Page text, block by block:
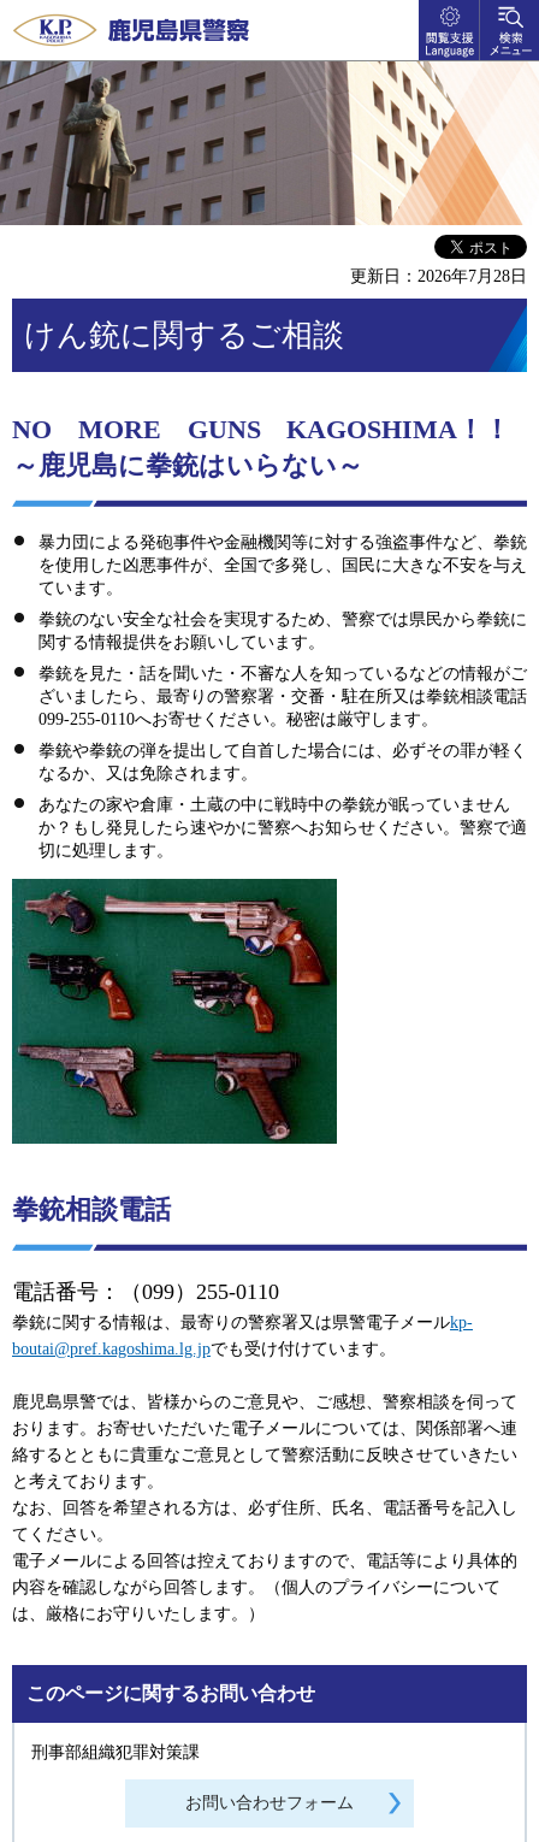
鹿児島県警察
閲覧支
援
language
検索メ
ニュー
更新日：2026年7月28日
けん銃に関するご相談
NO MORE GUNS KAGOSHIMA！！
～鹿児島に拳銃はいらない～
暴力団による発砲事件や金融機関等に対する強盗事件など、拳銃
を使用した凶悪事件が、全国で多発し、国民に大きな不安を与え
ています。
拳銃のない安全な社会を実現するため、警察では県民から拳銃に
関する情報提供をお願いしています。
拳銃を見た・話を聞いた・不審な人を知っているなどの情報がご
ざいましたら、最寄りの警察署・交番・駐在所又は拳銃相談電話
099-255-0110へお寄せください。秘密は厳守します。
拳銃や拳銃の弾を提出して自首した場合には、必ずその罪が軽く
なるか、又は免除されます。
あなたの家や倉庫・土蔵の中に戦時中の拳銃が眠っていません
か？もし発見したら速やかに警察へお知らせください。警察で適
切に処理します。
拳銃相談電話
電話番号：（099）255-0110
拳銃に関する情報は、最寄りの警察署又は県警電子メールkp-
boutai@pref.kagoshima.lg.jpでも受け付けています。
鹿児島県警では、皆様からのご意見や、ご感想、警察相談を伺って
おります。お寄せいただいた電子メールについては、関係部署へ連
絡するとともに貴重なご意見として警察活動に反映させていきたい
と考えております。
なお、回答を希望される方は、必ず住所、氏名、電話番号を記入し
てください。
電子メールによる回答は控えておりますので、電話等により具体的
内容を確認しながら回答します。（個人のプライバシーについて
は、厳格にお守りいたします。）
このページに関するお問い合わせ
刑事部組織犯罪対策課